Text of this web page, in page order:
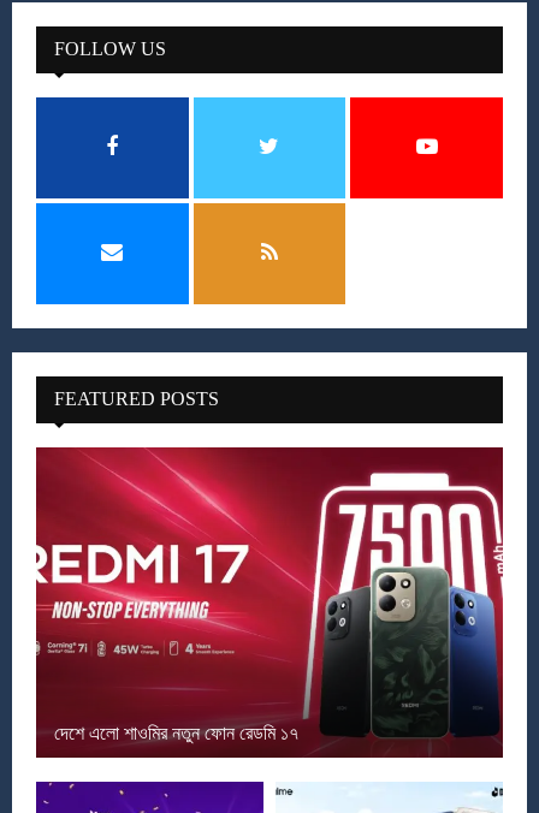
FOLLOW US
FEATURED POSTS
দেশে এলো শাওমির নতুন ফোন রেডমি ১৭